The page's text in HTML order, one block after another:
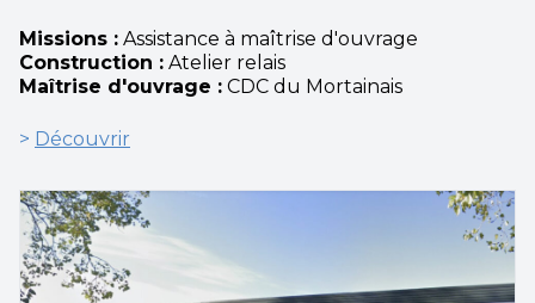
Missions : Assistance à maîtrise d'ouvrage
Construction : Atelier relais
Maîtrise d'ouvrage : CDC du Mortainais
> Découvrir